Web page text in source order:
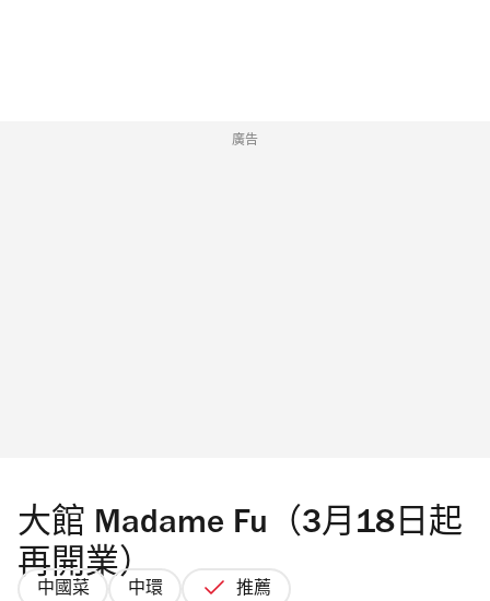
廣告
大館 Madame Fu（3月18日起
再開業）
中國菜 中環 推薦